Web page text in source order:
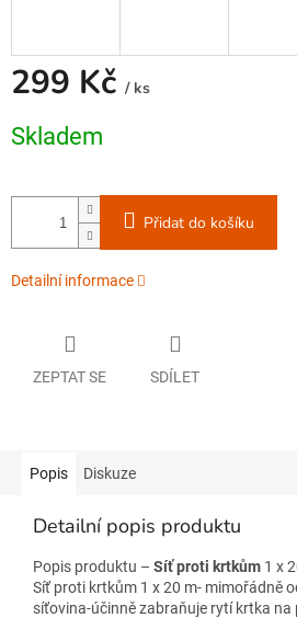
299 Kč / ks
cena:
Skladem
Přidat do košíku
Detailní informace
ZEPTAT SE SDÍLET
Popis Diskuze
Detailní popis produktu
Popis produktu – Síť proti krtkům 1 x
Síť proti krtkům 1 x 20 m- mimořádně
síťovina-účinně zabraňuje rytí krtka na